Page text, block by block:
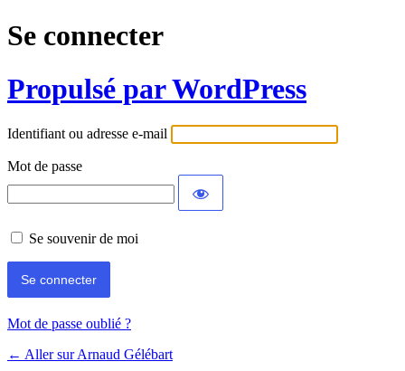
Se connecter
Propulsé par WordPress
Identifiant ou adresse e-mail
Mot de passe
Se souvenir de moi
Mot de passe oublié ?
← Aller sur Arnaud Gélébart